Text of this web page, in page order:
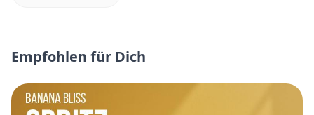
Empfohlen für Dich